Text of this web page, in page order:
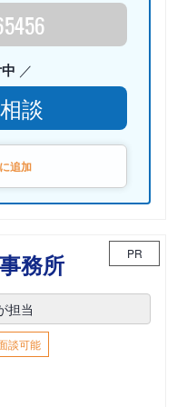
談
追加
務所 PR
担当
談可能